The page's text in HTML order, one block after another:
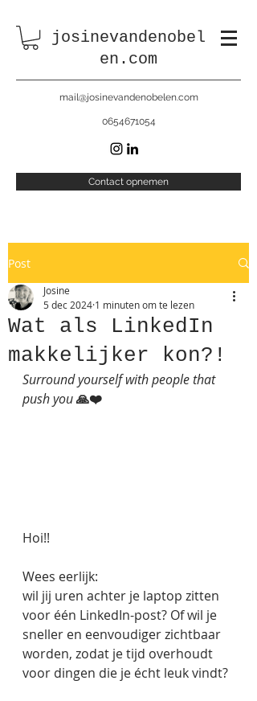
josinevandenobel
en.com
mail@josinevandenobelen.com
0654671054
Contact opnemen
Post
Wat als LinkedIn
makkelijker kon?!
Josine
5 dec 2024 1 minuten om te lezen
Surround yourself with people that
push you 🙏❤️
Hoi!!
Wees eerlijk:
wil jij uren achter je laptop zitten
voor één LinkedIn-post? Of wil je
sneller en eenvoudiger zichtbaar
worden, zodat je tijd overhoudt
voor dingen die je écht leuk vindt?